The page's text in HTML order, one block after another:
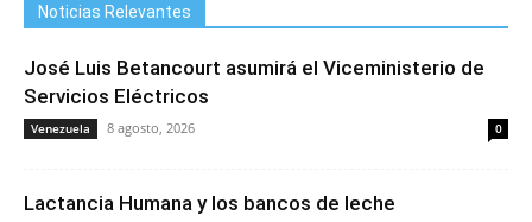
Noticias Relevantes
José Luis Betancourt asumirá el Viceministerio de
Servicios Eléctricos
Venezuela 8 agosto, 2026 0
Lactancia Humana y los bancos de leche